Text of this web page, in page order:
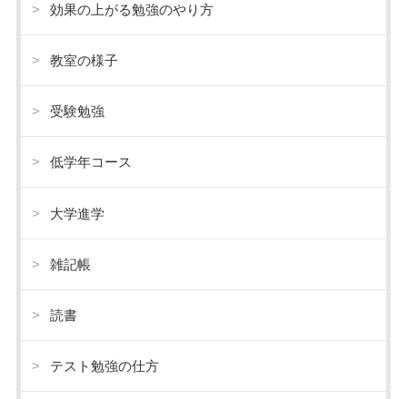
効果の上がる勉強のやり方
教室の様子
受験勉強
低学年コース
大学進学
雑記帳
読書
テスト勉強の仕方